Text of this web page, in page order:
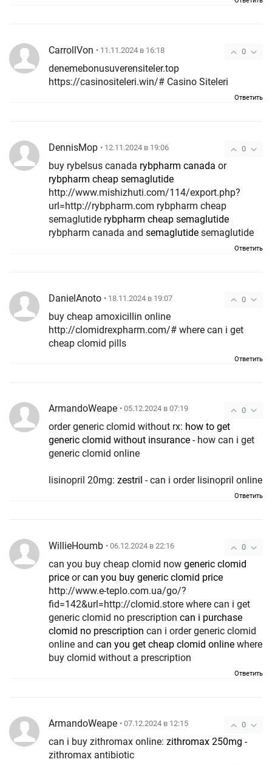
0
CarrollVon • 11.11.2024 в 16:18
denemebonusuverensiteler.top
https://casinositeleri.win/# Casino Siteleri
Ответить
0
DennisMop • 12.11.2024 в 19:06
buy rybelsus canada rybpharm canada or
rybpharm cheap semaglutide
http://www.mishizhuti.com/114/export.php?
url=http://rybpharm.com rybpharm cheap
semaglutide rybpharm cheap semaglutide
rybpharm canada and semaglutide semaglutide
Ответить
0
DanielAnoto • 18.11.2024 в 19:07
buy cheap amoxicillin online
http://clomidrexpharm.com/# where can i get
cheap clomid pills
Ответить
0
ArmandoWeape • 05.12.2024 в 07:19
order generic clomid without rx: how to get
generic clomid without insurance - how can i get
generic clomid online
lisinopril 20mg: zestril - can i order lisinopril online
Ответить
0
WillieHoumb • 06.12.2024 в 22:16
can you buy cheap clomid now generic clomid
price orcan you buy generic clomid price
http://www.e-teplo.com.ua/go/?
fid=142&url=http://clomid.store where can i get
generic clomid no prescription can i purchase
clomid no prescription can i order generic clomid
online and can you get cheap clomid online where
buy clomid without a prescription
Ответить
0
ArmandoWeape • 07.12.2024 в 12:15
can i buy zithromax online: zithromax 250mg -
zithromax antibiotic